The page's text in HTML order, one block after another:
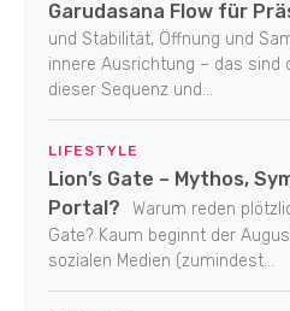
Garudasana Flow für
und Stabilität, Öffnung und
innere Ausrichtung – das sind
dieser Sequenz und...
LIFESTYLE
Lion’s Gate – Mythos,
Portal?
Warum reden
Gate? Kaum beginnt der
sozialen Medien (zumindest...